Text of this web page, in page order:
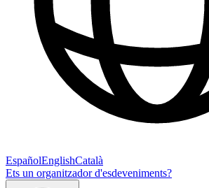
EspañolEnglishCatalà
Ets un organitzador d'esdeveniments?